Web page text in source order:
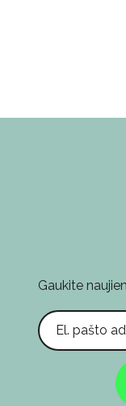
Gaukite